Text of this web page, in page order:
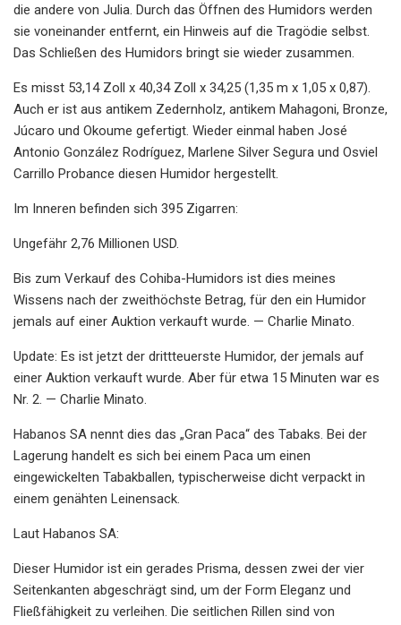
die andere von Julia. Durch das Öffnen des Humidors werden
sie voneinander entfernt, ein Hinweis auf die Tragödie selbst.
Das Schließen des Humidors bringt sie wieder zusammen.
Es misst 53,14 Zoll x 40,34 Zoll x 34,25 (1,35 m x 1,05 x 0,87).
Auch er ist aus antikem Zedernholz, antikem Mahagoni, Bronze,
Júcaro und Okoume gefertigt. Wieder einmal haben José
Antonio González Rodríguez, Marlene Silver Segura und Osviel
Carrillo Probance diesen Humidor hergestellt.
Im Inneren befinden sich 395 Zigarren:
Ungefähr 2,76 Millionen USD.
Bis zum Verkauf des Cohiba-Humidors ist dies meines
Wissens nach der zweithöchste Betrag, für den ein Humidor
jemals auf einer Auktion verkauft wurde. — Charlie Minato.
Update: Es ist jetzt der drittteuerste Humidor, der jemals auf
einer Auktion verkauft wurde. Aber für etwa 15 Minuten war es
Nr. 2. — Charlie Minato.
Habanos SA nennt dies das „Gran Paca“ des Tabaks. Bei der
Lagerung handelt es sich bei einem Paca um einen
eingewickelten Tabakballen, typischerweise dicht verpackt in
einem genähten Leinensack.
Laut Habanos SA:
Dieser Humidor ist ein gerades Prisma, dessen zwei der vier
Seitenkanten abgeschrägt sind, um der Form Eleganz und
Fließfähigkeit zu verleihen. Die seitlichen Rillen sind von